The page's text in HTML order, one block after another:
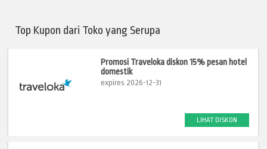
Top Kupon dari Toko yang Serupa
Promosi Traveloka diskon 15% pesan hotel
domestik
expires 2026-12-31
LIHAT DISKON